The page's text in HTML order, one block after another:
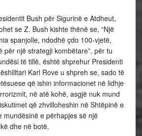
Bush për Sigurinë e Atdheut,
se Z. Bush kishte thënë se, “Një
spanjolle, ndodhë çdo 100-vjetë,
për një strategji kombëtare”, për tu
të tillë, është shprehur Presidenti
Karl Rove u shpreh se, sado të
që ishin informacionet në lidhje
në atë kohë, asgjë nuk mund
që zhvilloheshin në Shtëpinë e
mundësinë e përhapjes së një
dhe në botë.